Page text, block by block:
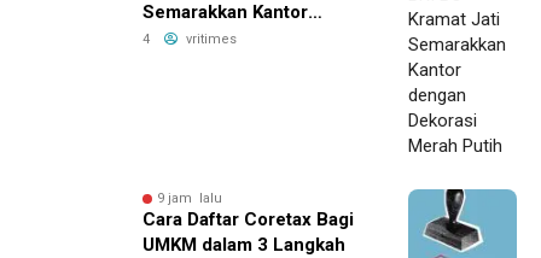
Semarakkan Kantor
dengan Dekorasi Merah
4 vritimes
9 jam lalu
Cara Daftar Coretax Bagi
UMKM dalam 3 Langkah